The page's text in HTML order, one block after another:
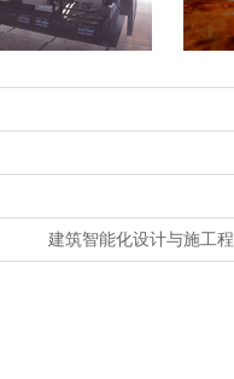
建筑智能化设计与施工程